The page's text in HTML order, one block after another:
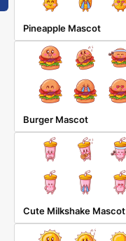
Pineapple Mascot
Burger Mascot
Cute Milkshake Mascot